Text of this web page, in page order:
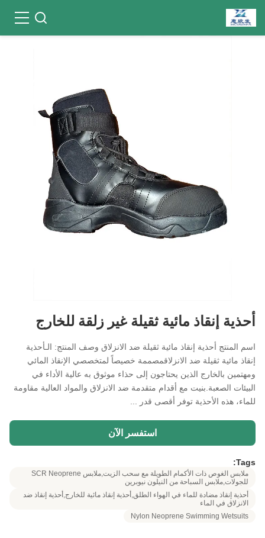
أحذية إنقاذ مائية ثقيلة غير زلقة للخارج
اسم المنتج أحذية إنقاذ مائية ثقيلة ضد الانزلاق وصف المنتج: الـأحذية
إنقاذ مائية ثقيلة ضد الانزلاقمصممة خصيصاً لمتخصصي الإنقاذ المائي
ومهتمين بالخارج الذين يحتاجون إلى حذاء موثوق به عالية الأداء في
البيئات الصعبة.بنيت مع أقدام متقدمة ضد الانزلاق والمواد العالية مقاومة
للماء، هذه الأحذية توفر أقصى قدر ...
استفسر الآن
Tags:
ملابس الغوص ذات الأكمام الطويلة مع سحب الزيت,ملابس SCR Neoprene
للجولات,ملابس السباحة من النيلون نيوبرين
أحذية إنقاذ مضادة للماء في الهواء الطلق,أحذية إنقاذ مائية للخارج,أحذية إنقاذ ضد
الانزلاق في الماء
Nylon Neoprene Swimming Wetsuits